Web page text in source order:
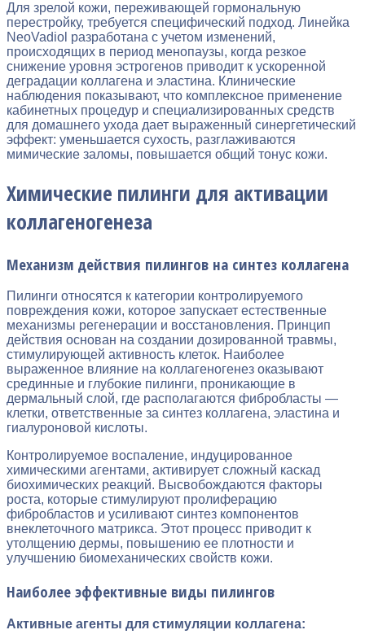
Для зрелой кожи, переживающей гормональную
перестройку, требуется специфический подход. Линейка
NeoVadiol разработана с учетом изменений,
происходящих в период менопаузы, когда резкое
снижение уровня эстрогенов приводит к ускоренной
деградации коллагена и эластина. Клинические
наблюдения показывают, что комплексное применение
кабинетных процедур и специализированных средств
для домашнего ухода дает выраженный синергетический
эффект: уменьшается сухость, разглаживаются
мимические заломы, повышается общий тонус кожи.
Химические пилинги для активации
коллагеногенеза
Механизм действия пилингов на синтез коллагена
Пилинги относятся к категории контролируемого
повреждения кожи, которое запускает естественные
механизмы регенерации и восстановления. Принцип
действия основан на создании дозированной травмы,
стимулирующей активность клеток. Наиболее
выраженное влияние на коллагеногенез оказывают
срединные и глубокие пилинги, проникающие в
дермальный слой, где располагаются фибробласты —
клетки, ответственные за синтез коллагена, эластина и
гиалуроновой кислоты.
Контролируемое воспаление, индуцированное
химическими агентами, активирует сложный каскад
биохимических реакций. Высвобождаются факторы
роста, которые стимулируют пролиферацию
фибробластов и усиливают синтез компонентов
внеклеточного матрикса. Этот процесс приводит к
утолщению дермы, повышению ее плотности и
улучшению биомеханических свойств кожи.
Наиболее эффективные виды пилингов
Активные агенты для стимуляции коллагена: